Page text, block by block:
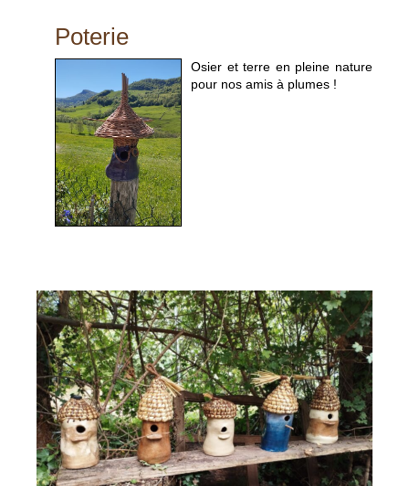
Poterie
Osier et terre en pleine nature
pour nos amis à plumes !